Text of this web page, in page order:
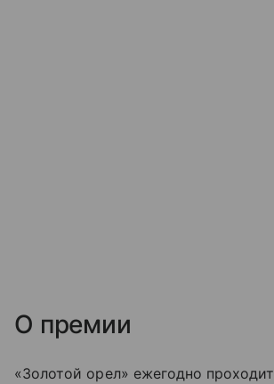
О премии
«Золотой орел» ежегодно проходит